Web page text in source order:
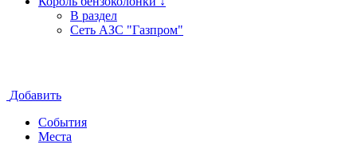
В раздел
Сеть АЗС "Газпром"
Добавить
События
Места